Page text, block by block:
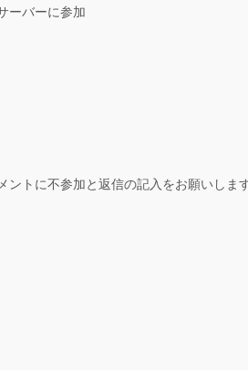
ーバーに参加
ントに不参加と返信の記入をお願いしま